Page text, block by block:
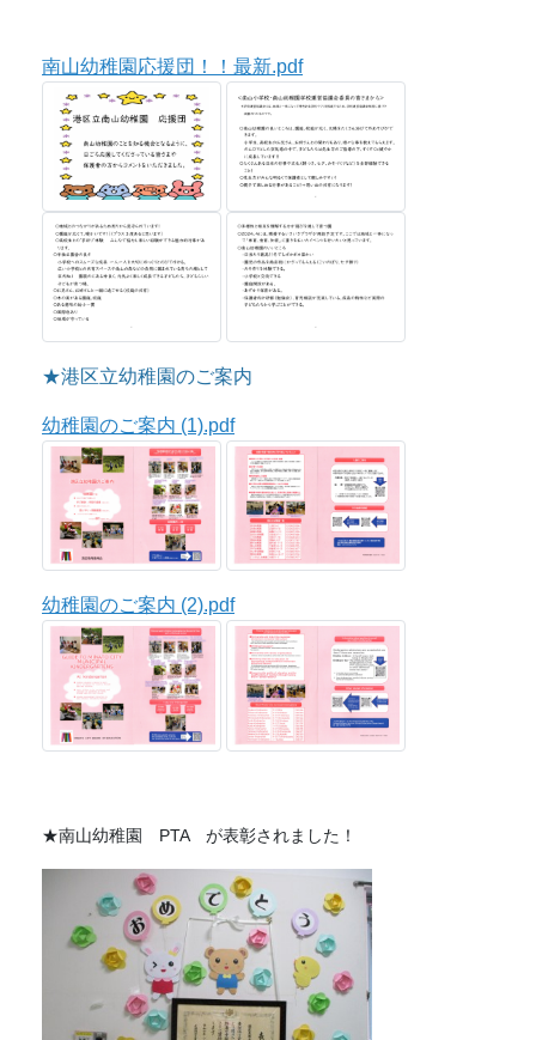
南山幼稚園応援団！！最新.pdf
★港区立幼稚園のご案内
幼稚園のご案内 (1).pdf
幼稚園のご案内 (2).pdf
★南山幼稚園 PTA が表彰されました！